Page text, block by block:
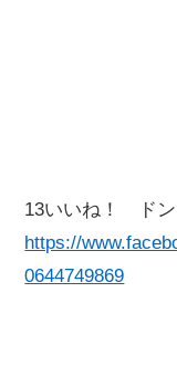
13いいね！ ドン
https://
0644749869